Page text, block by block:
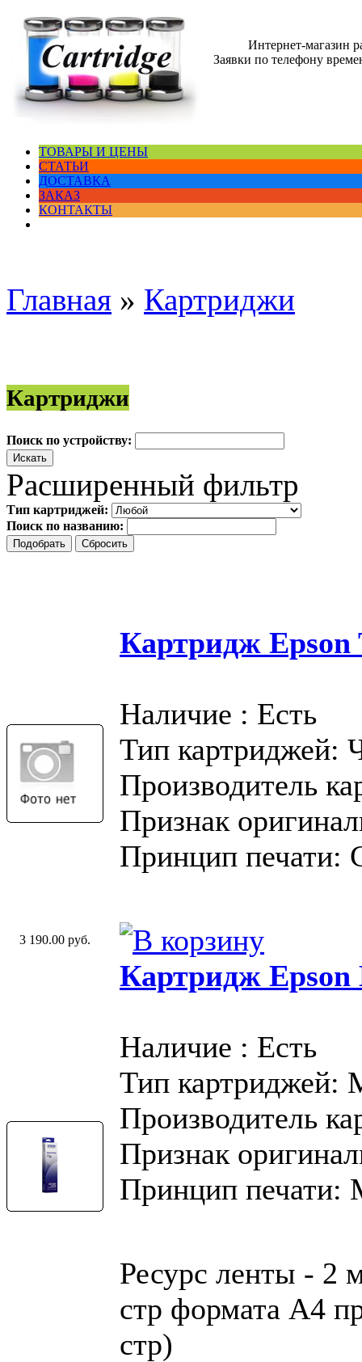
Интернет-магазин
Заявки по телефону
ТОВАРЫ И ЦЕНЫ
СТАТЬИ
ДОСТАВКА
ЗАКАЗ
КОНТАКТЫ
Главная » Картриджи
Картриджи
Поиск по устройству:
Расширенный фильтр
Тип картриджей:
Поиск по названию:
Картридж Epson
Наличие : Есть
Тип картриджей:
Производитель
Признак
Принцип печати:
3 190.00 руб.
Картридж Epson
Наличие : Есть
Тип картриджей:
Производитель
Признак
Принцип печати:
Ресурс ленты - 2
стр формата A4
стр)